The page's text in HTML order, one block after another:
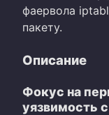
фаервола
пакету.
Описание
Фокус на
уязвимость